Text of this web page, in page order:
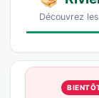
Découvrez